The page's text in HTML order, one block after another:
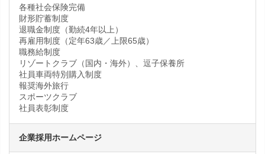
各種社会保険完備
財形貯蓄制度
退職金制度（勤続4年以上）
再雇用制度（定年63歳／上限65歳）
職務給制度
リゾートクラブ（国内・海外）、逗子保養所
社員車両特別購入制度
報奨海外旅行
スポーツクラブ
社員表彰制度
企業採用ホームページ